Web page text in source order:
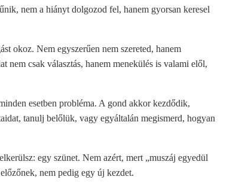
nem a hiányt dolgozod fel, hanem gyorsan keresel
okoz. Nem egyszerűen nem szereted, hanem
nem csak választás, hanem menekülés is valami elől,
esetben probléma. A gond akkor kezdődik,
tanulj belőlük, vagy egyáltalán megismerd, hogyan
egy szünet. Nem azért, mert „muszáj egyedül
nem pedig egy új kezdet.